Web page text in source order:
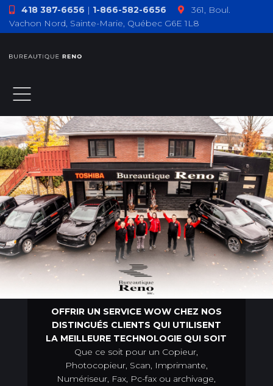
418 387-6656 | 1-866-582-6656
361, Boul.
Vachon Nord, Sainte-Marie, Québec G6E 1L8
ACCUEIL
OFFRIR UN SERVICE WOW CHEZ NOS
DISTINGUÉS CLIENTS QUI UTILISENT
LA MEILLEURE TECHNOLOGIE QUI SOIT
Que ce soit pour un Copieur,
Photocopieur, Scan, Imprimante,
Numériseur, Fax, Pc-fax ou archivage,